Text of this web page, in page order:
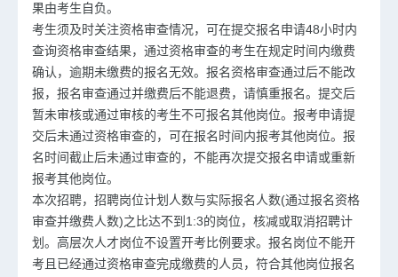
果由考生自负。
考生须及时关注资格审查情况，可在提交报名申请48小时内
查询资格审查结果，通过资格审查的考生在规定时间内缴费
确认，逾期未缴费的报名无效。报名资格审查通过后不能改
报，报名审查通过并缴费后不能退费，请慎重报名。提交后
暂未审核或通过审核的考生不可报名其他岗位。报考申请提
交后未通过资格审查的，可在报名时间内报考其他岗位。报
名时间截止后未通过审查的，不能再次提交报名申请或重新
报考其他岗位。
本次招聘，招聘岗位计划人数与实际报名人数(通过报名资格
审查并缴费人数)之比达不到1:3的岗位，核减或取消招聘计
划。高层次人才岗位不设置开考比例要求。报名岗位不能开
考且已经通过资格审查完成缴费的人员，符合其他岗位报名